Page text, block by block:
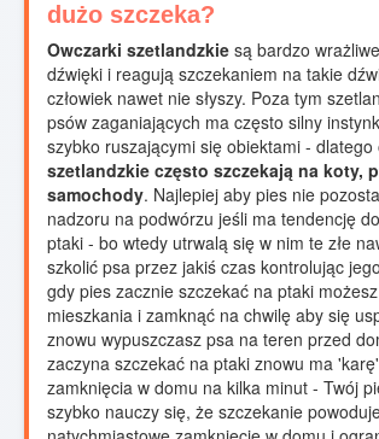
dużo szczeka?
Owczarki szetlandzkie są bardzo
dźwięki i reagują szczekaniem na takie
człowiek nawet nie słyszy. Poza tym
psów zaganiających ma często silny
szybko ruszającymi się obiektami - dlatego
szetlandzkie często szczekają na koty,
samochody. Najlepiej aby pies nie
nadzoru na podwórzu jeśli ma tendencję
ptaki - bo wtedy utrwalą się w nim te złe
szkolić psa przez jakiś czas kontrolując
gdy pies zacznie szczekać na ptaki
mieszkania i zamknąć na chwilę aby się
znowu wypuszczasz psa na teren przed
zaczyna szczekać na ptaki znowu ma
zamknięcia w domu na kilka minut - Twój
szybko nauczy się, że szczekanie